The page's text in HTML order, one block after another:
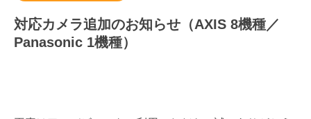
対応カメラ追加のお知らせ（AXIS 8機種／
Panasonic 1機種）